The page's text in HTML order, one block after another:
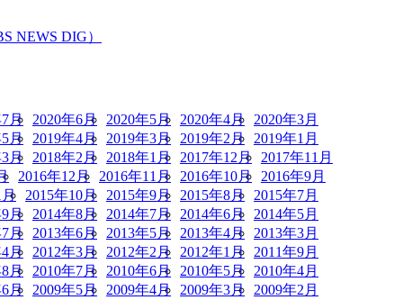
NEWS DIG）
月 2020年6月 2020年5月 2020年4月 2020年3月
月 2019年4月 2019年3月 2019年2月 2019年1月
月 2018年2月 2018年1月 2017年12月 2017年11月
2016年12月 2016年11月 2016年10月 2016年9月
月 2015年10月 2015年9月 2015年8月 2015年7月
月 2014年8月 2014年7月 2014年6月 2014年5月
月 2013年6月 2013年5月 2013年4月 2013年3月
月 2012年3月 2012年2月 2012年1月 2011年9月
月 2010年7月 2010年6月 2010年5月 2010年4月
月 2009年5月 2009年4月 2009年3月 2009年2月